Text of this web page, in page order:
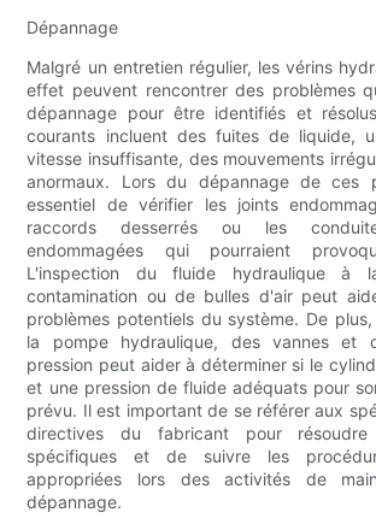
Dépannage
Malgré un entretien régulier, les vérins
effet peuvent rencontrer des problèmes
dépannage pour être identifiés et
courants incluent des fuites de liquide,
vitesse insuffisante, des mouvements
anormaux. Lors du dépannage de ces
essentiel de vérifier les joints
raccords desserrés ou les
endommagées qui pourraient
L'inspection du fluide hydraulique à
contamination ou de bulles d'air peut
problèmes potentiels du système. De
la pompe hydraulique, des vannes et
pression peut aider à déterminer si le
et une pression de fluide adéquats pour
prévu. Il est important de se référer aux
directives du fabricant pour résoudre
spécifiques et de suivre les
appropriées lors des activités de
dépannage.